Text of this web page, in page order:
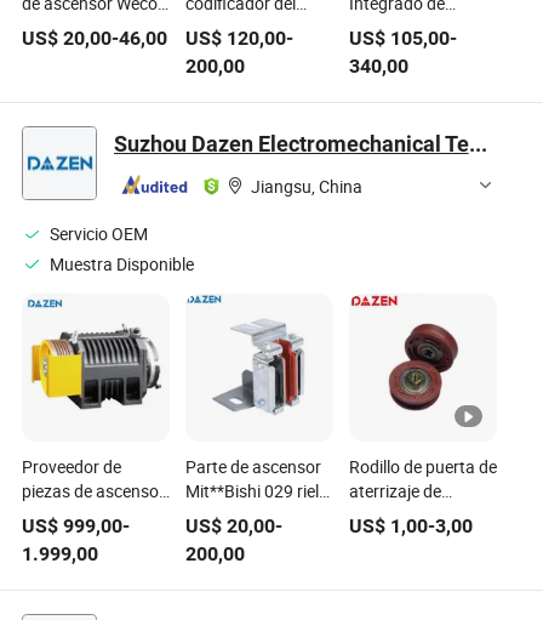
Cortina de luz de
ascensor Weco-
Piezas de repuesto
para elevadores
US$20,00-46,00
ascensor 1387
Cable del ascensor
Piezas de repuesto
US$ 120,00-
200,00
Inversor de
Elevador Monarch
Nice3000+ Piezas
de Repuesto para
C-4015
US$ 105,00-
340,00
Suzhou Dazen Electromechanical Technology Co., Ltd.
Jiangsu, China
Servicio OEM
Muestra Disponible
Proveedor de
piezas de ascensor
Torin Ers máquina
de tracción sin
engranajes motor
eléctrico para
ascensor
US$999,00-
1.999,00
Parte de ascensor
Mit**Bishi 029 riel
principal del carro
zapatas
deslizantes de
ascensor zapata
US$ 20,00-
200,00
Rodillo de puerta de
aterrizaje de
repuesto para
ascensor Dk002
US$ 1,00-3,00